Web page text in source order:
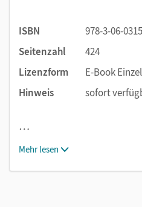
ISBN
978-3-06-
Seitenzahl
424
Lizenzform
E-Book
Hinweis
sofort
…
Mehr lesen